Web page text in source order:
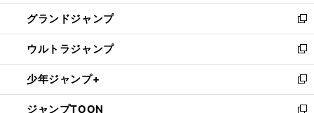
ウ
で
開
く
ン
ド
ウ
で
開
く
ウ
ィ
ン
ド
ウ
で
開
く
し
い
ウ
ィ
ン
ド
ウ
で
グランドジャンプ
新
し
い
ウ
ィ
ン
ド
ウルトラジャンプ
新
し
い
ウ
少年ジャンプ+
新
し
ジャンプTOON